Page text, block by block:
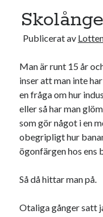
M T O T
1
5 7
12 13 14 15
19 20 21 22
« mar maj »
Sök
Publicerat av
Man är runt 15 år
inser att man inte
en fråga om hur
eller så har man
som gör något i en
obegripligt hur
ögonfärgen hos ens
Så då hittar man på.
Otaliga gånger satt